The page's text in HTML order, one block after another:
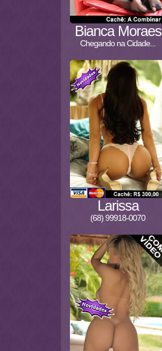
Bianca Moraes
Chegando na Cidade...
Larissa
(68) 99918-0070